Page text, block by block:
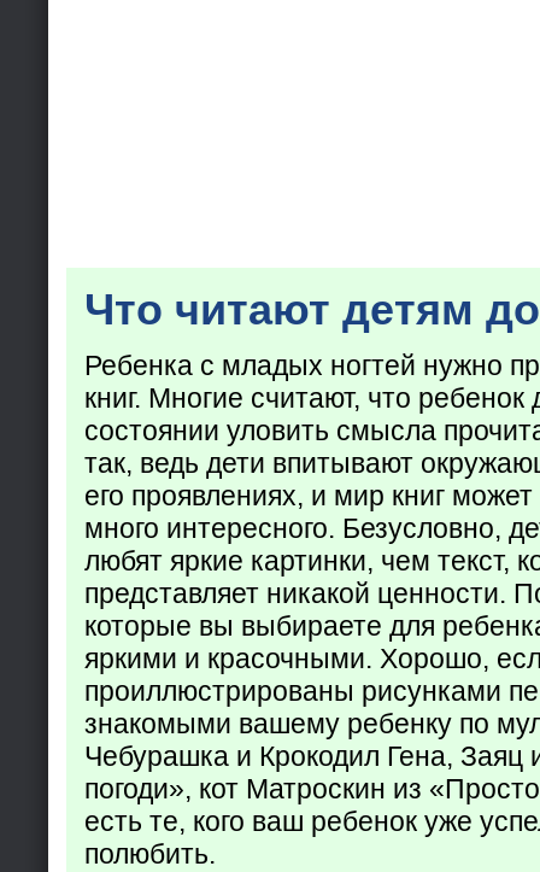
Что читают детям
Ребенка с младых ногтей нужно
книг. Многие считают, что ребенок
состоянии уловить смысла
так, ведь дети впитывают
его проявлениях, и мир книг
много интересного. Безусловно,
любят яркие картинки, чем текст,
представляет никакой ценности.
которые вы выбираете для
яркими и красочными. Хорошо,
проиллюстрированы рисунками
знакомыми вашему ребенку по
Чебурашка и Крокодил Гена, Заяц
погоди», кот Матроскин из
есть те, кого ваш ребенок уже
полюбить.